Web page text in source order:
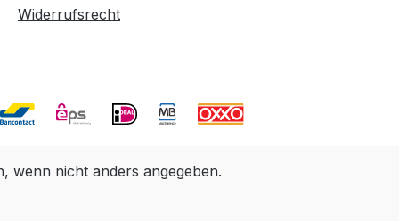
Widerrufsrecht
wenn nicht anders angegeben.